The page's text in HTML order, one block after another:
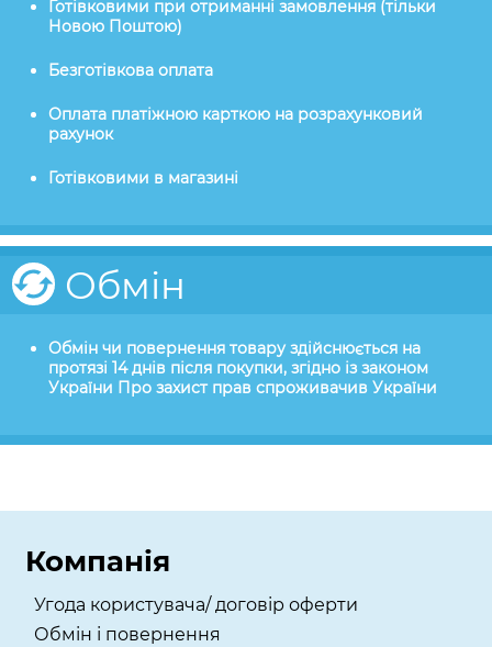
Готівковими при отриманні замовлення (тільки
Новою Поштою)
Безготівкова оплата
Оплата платіжною карткою на розрахунковий
рахунок
Готівковими в магазині
Обмін
Обмін чи повернення товару здійснюється на
протязі 14 днів після покупки, згідно із законом
України Про захист прав спроживачив України
Компанія
Угода користувача/ договір оферти
Обмін і повернення